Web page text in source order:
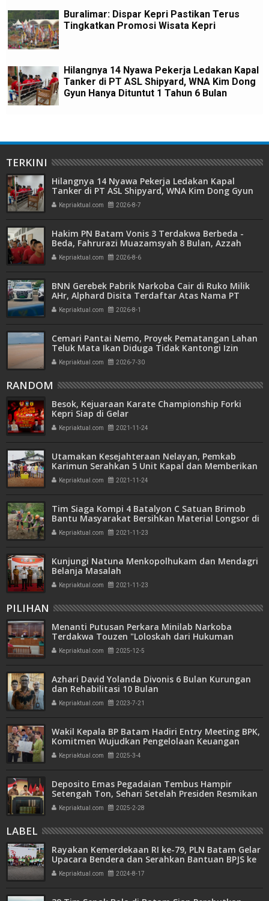
Buralimar: Dispar Kepri Pastikan Terus
Tingkatkan Promosi Wisata Kepri
Hilangnya 14 Nyawa Pekerja Ledakan Kapal
Tanker di PT ASL Shipyard, WNA Kim Dong
Gyun Hanya Dituntut 1 Tahun 6 Bulan
TERKINI
Hilangnya 14 Nyawa Pekerja Ledakan Kapal
Tanker di PT ASL Shipyard, WNA Kim Dong Gyun
Hanya Dituntut 1 Tahun 6 Bulan
Kepriaktual.com 2026-8-7
Hakim PN Batam Vonis 3 Terdakwa Berbeda -
Beda, Fahrurazi Muazamsyah 8 Bulan, Azzah
Azzurah dan Risma Divonis 2 Tahun 6 Bulan
Kepriaktual.com 2026-8-6
BNN Gerebek Pabrik Narkoba Cair di Ruko Milik
AHr, Alphard Disita Terdaftar Atas Nama PT
Mitra Usaha Properti
Kepriaktual.com 2026-8-1
Cemari Pantai Nemo, Proyek Pematangan Lahan
Teluk Mata Ikan Diduga Tidak Kantongi Izin
Amdal
Kepriaktual.com 2026-7-30
RANDOM
Besok, Kejuaraan Karate Championship Forki
Kepri Siap di Gelar
Kepriaktual.com 2021-11-24
Utamakan Kesejahteraan Nelayan, Pemkab
Karimun Serahkan 5 Unit Kapal dan Memberikan
BPJS Ketenagakerjaan
Kepriaktual.com 2021-11-24
Tim Siaga Kompi 4 Batalyon C Satuan Brimob
Bantu Masyarakat Bersihkan Material Longsor di
Pantan Cuaca
Kepriaktual.com 2021-11-23
Kunjungi Natuna Menkopolhukam dan Mendagri
Belanja Masalah
Kepriaktual.com 2021-11-23
PILIHAN
Menanti Putusan Perkara Minilab Narkoba
Terdakwa Touzen "Loloskah dari Hukuman
Seumur Hidup atau Mati"
Kepriaktual.com 2025-12-5
Azhari David Yolanda Divonis 6 Bulan Kurungan
dan Rehabilitasi 10 Bulan
Kepriaktual.com 2023-7-21
Wakil Kepala BP Batam Hadiri Entry Meeting BPK,
Komitmen Wujudkan Pengelolaan Keuangan
Transparan dan Akuntabel
Kepriaktual.com 2025-3-4
Deposito Emas Pegadaian Tembus Hampir
Setengah Ton, Sehari Setelah Presiden Resmikan
Bank Emas
Kepriaktual.com 2025-2-28
LABEL
Rayakan Kemerdekaan RI ke-79, PLN Batam Gelar
Upacara Bendera dan Serahkan Bantuan BPJS ke
Masyarakat
Kepriaktual.com 2024-8-17